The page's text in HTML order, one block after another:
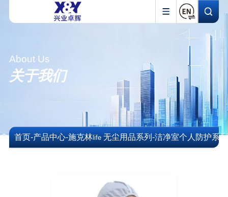
About Us
关于我们
首页-产品中心-施克林life无尘用品系列-洁净室个人防护系列